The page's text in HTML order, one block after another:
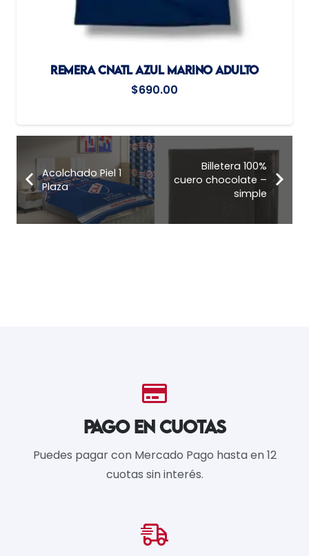
REMERA CNATL AZUL MARINO ADULTO
$690.00
Acolchado Piel 1
Plaza
Billetera 100%
cuero chocolate –
simple
PAGO EN CUOTAS
Puedes pagar con Mercado Pago hasta en 12
cuotas sin interés.